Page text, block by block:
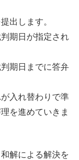
出します。
期日が指定され
期日までに答弁
入れ替わりで準
を進めていきま
解による解決を